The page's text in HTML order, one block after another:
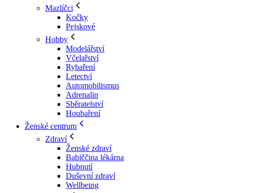
Mazlíčci
Kočky
Pejskové
Hobby
Modelářství
Včelařství
Rybaření
Letectví
Automobilismus
Adrenalin
Sběratelství
Houbaření
Ženské centrum
Zdraví
Ženské zdraví
Babiččina lékárna
Hubnutí
Duševní zdraví
Wellbeing